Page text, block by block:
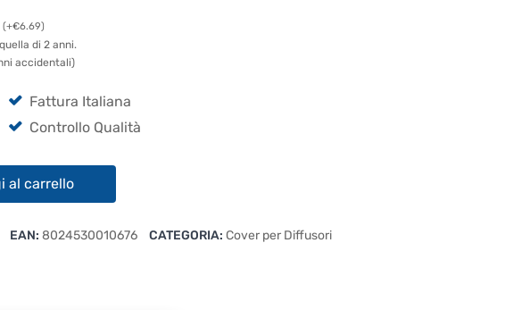
(+€6.69)
di 2 anni.
accidentali)
Fattura Italiana
Controllo Qualità
al carrello
EAN: 8024530010676 CATEGORIA: Cover per Diffusori